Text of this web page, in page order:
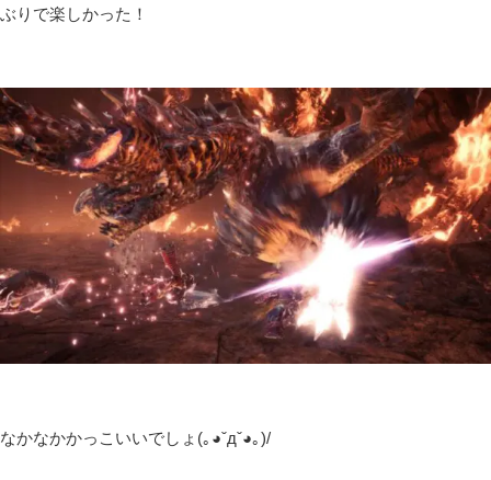
ぶりで楽しかった！
なかなかかっこいいでしょ(｡◕ˇдˇ​◕｡)/